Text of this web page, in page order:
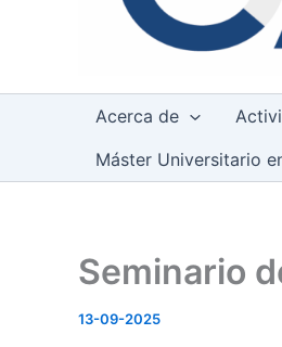
Acerca de
Máster Universitario
Seminario
13-09-2025